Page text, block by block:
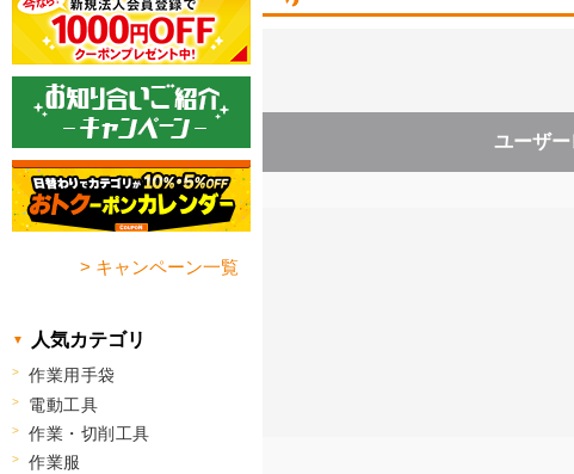
ユーザ
> キャンペーン一覧
人気カテゴリ
作業用手袋
電動工具
作業・切削工具
作業服